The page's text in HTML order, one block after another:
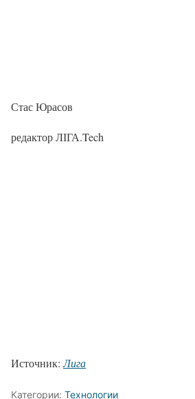
Стас Юрасов
редактор ЛІГА.Tech
Источник:Лига
Категории: Технологии